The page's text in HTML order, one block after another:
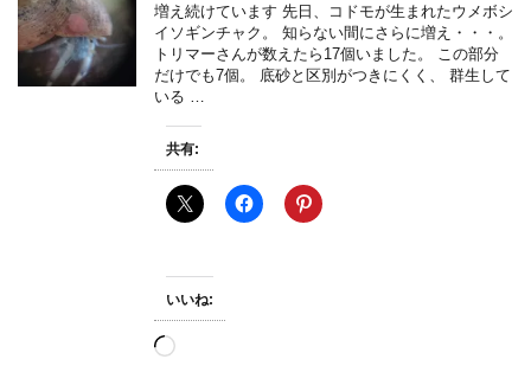
増え続けています 先日、コドモが生まれたウメボシ
イソギンチャク。 知らない間にさらに増え・・・。
トリマーさんが数えたら17個いました。 この部分
だけでも7個。 底砂と区別がつきにくく、 群生して
いる …
共有:
いいね:
読